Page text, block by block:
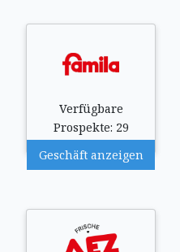
Verfügbare
Prospekte: 29
Geschäft anzeigen